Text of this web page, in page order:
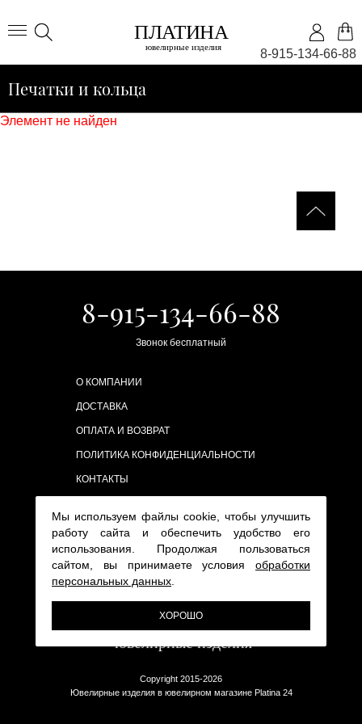
8-915-134-66-88
Печатки и кольца
Элемент не найден
8-915-134-66-88
Звонок бесплатный
О КОМПАНИИ
ДОСТАВКА
ОПЛАТА И ВОЗВРАТ
ПОЛИТИКА КОНФИДЕНЦИАЛЬНОСТИ
КОНТАКТЫ
Copyright 2015-2026
Ювелирные изделия в ювелирном магазине Platina 24
Мы используем файлы cookie, чтобы улучшить
работу сайта и обеспечить удобство его
использования. Продолжая пользоваться
сайтом, вы принимаете условия обработки
персональных данных
ХОРОШО